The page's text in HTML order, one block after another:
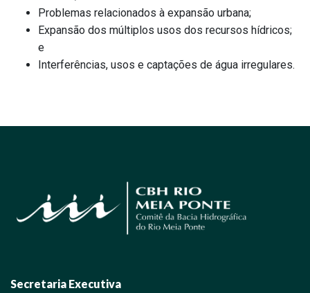
Problemas relacionados à expansão urbana;
Expansão dos múltiplos usos dos recursos hídricos;
e
Interferências, usos e captações de água irregulares.
Secretaria Executiva